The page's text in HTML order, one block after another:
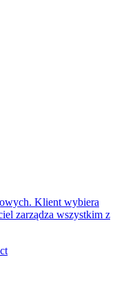
Klient wybiera
zarządza wszystkim z